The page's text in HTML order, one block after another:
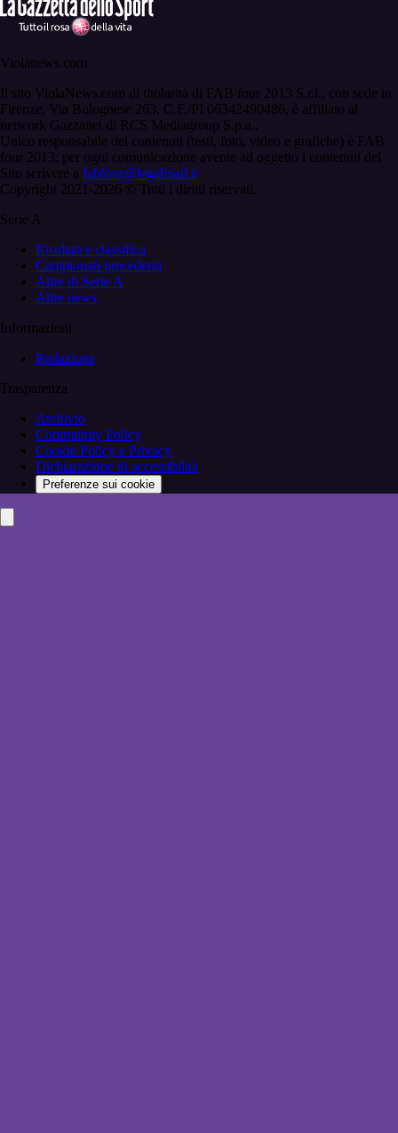
Violanews.com
Il sito ViolaNews.com di titolarità di FAB four 2013 S.r.l., con sede in
Firenze, Via Bolognese 263, C.F./PI 06342490486, è affiliato al
network Gazzanet di RCS Mediagroup S.p.a..
Unico responsabile dei contenuti (testi, foto, video e grafiche) è FAB
four 2013; per ogni comunicazione avente ad oggetto i contenuti del
Sito scrivere a fabfour@legalmail.it
Copyright 2021-2026 © Tutti i diritti riservati.
Serie A
Risultati e classifica
Campionati precedenti
Altre di Serie A
Altre news
Informazioni
Redazione
Trasparenza
Archivio
Community Policy
Cookie Policy e Privacy
Dichiarazione di accessibilità
Preferenze sui cookie